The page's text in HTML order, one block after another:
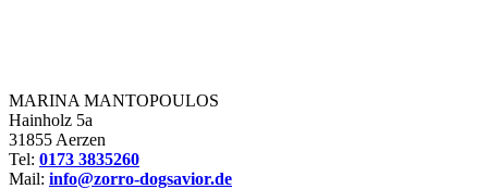
MARINA MANTOPOULOS
Hainholz 5a
31855 Aerzen
Tel: 0173 3835260
Mail: info@zorro-dogsavior.de